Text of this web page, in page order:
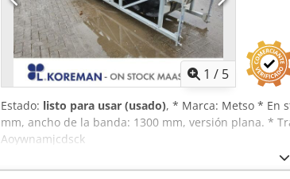
1 / 5
Estado: listo para usar (usado), * Marca: Metso * En
mm, ancho de la banda: 1300 mm, versión plana. *
Aoywnamjcdsck